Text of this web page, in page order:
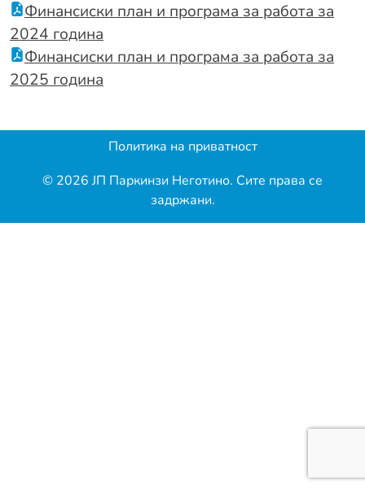
Финансиски план и програма за работа за
2024 година
Финансиски план и програма за работа за
2025 година
© 2026 ЈП Паркинзи Неготино. Сите права се
задржани.
Политика на приватност